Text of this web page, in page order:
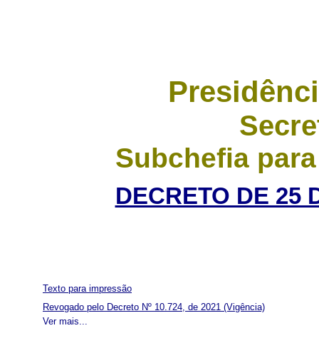
Subchefia
DECRETO DE 25
Ver mais...
Texto para impressão
Revogado pelo Decreto Nº 10.724, de 2021 (Vigência)